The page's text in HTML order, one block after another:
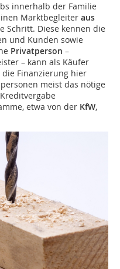
innerhalb der Familie
Marktbegleiter aus
Schritt. Diese kennen die
und Kunden sowie
Privatperson –
– kann als Käufer
Finanzierung hier
meist das nötige
etwa von der KfW,